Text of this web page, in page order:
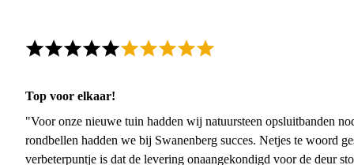
Top voor elkaar!
"Voor onze nieuwe tuin hadden wij natuursteen opsluitbanden
rondbellen hadden we bij Swanenberg succes. Netjes te woord
verbeterpuntje is dat de levering onaangekondigd voor de deur